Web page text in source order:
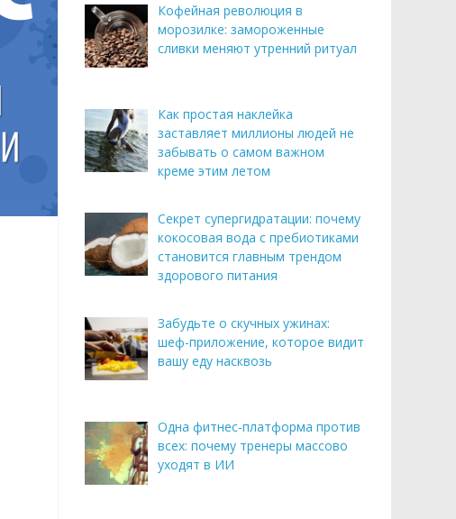
Кофейная революция в
морозилке: замороженные
сливки меняют утренний ритуал
Как простая наклейка
заставляет миллионы людей не
забывать о самом важном
креме этим летом
Секрет супергидратации: почему
кокосовая вода с пребиотиками
становится главным трендом
здорового питания
Забудьте о скучных ужинах:
шеф-приложение, которое видит
вашу еду насквозь
Одна фитнес-платформа против
всех: почему тренеры массово
уходят в ИИ